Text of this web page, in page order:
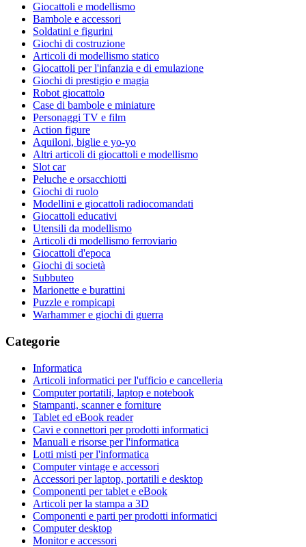
Giocattoli e modellismo
Bambole e accessori
Soldatini e figurini
Giochi di costruzione
Articoli di modellismo statico
Giocattoli per l'infanzia e di emulazione
Giochi di prestigio e magia
Robot giocattolo
Case di bambole e miniature
Personaggi TV e film
Action figure
Aquiloni, biglie e yo-yo
Altri articoli di giocattoli e modellismo
Slot car
Peluche e orsacchiotti
Giochi di ruolo
Modellini e giocattoli radiocomandati
Giocattoli educativi
Utensili da modellismo
Articoli di modellismo ferroviario
Giocattoli d'epoca
Giochi di società
Subbuteo
Marionette e burattini
Puzzle e rompicapi
Warhammer e giochi di guerra
Categorie
Informatica
Articoli informatici per l'ufficio e cancelleria
Computer portatili, laptop e notebook
Stampanti, scanner e forniture
Tablet ed eBook reader
Cavi e connettori per prodotti informatici
Manuali e risorse per l'informatica
Lotti misti per l'informatica
Computer vintage e accessori
Accessori per laptop, portatili e desktop
Componenti per tablet e eBook
Articoli per la stampa a 3D
Componenti e parti per prodotti informatici
Computer desktop
Monitor e accessori